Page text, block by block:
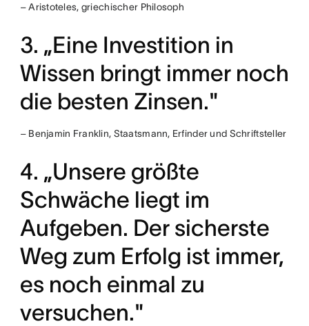
– Aristoteles, griechischer Philosoph
3. „Eine Investition in
Wissen bringt immer noch
die besten Zinsen."
– Benjamin Franklin, Staatsmann, Erfinder und Schriftsteller
4. „Unsere größte
Schwäche liegt im
Aufgeben. Der sicherste
Weg zum Erfolg ist immer,
es noch einmal zu
versuchen."